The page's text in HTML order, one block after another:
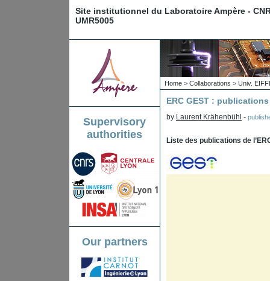
Site institutionnel du Laboratoire Ampère -
UMR5005
Supervisory
authorities
Our partners
Home > Collaborations > Univ.
ERC GEST : publications
by Laurent Krähenbühl -
Liste des publications de